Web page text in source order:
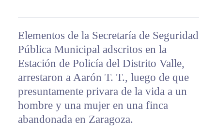
Elementos de la Secretaría de Seguridad
Pública Municipal adscritos en la
Estación de Policía del Distrito Valle,
arrestaron a Aarón T. T., luego de que
presuntamente privara de la vida a un
hombre y una mujer en una finca
abandonada en Zaragoza.